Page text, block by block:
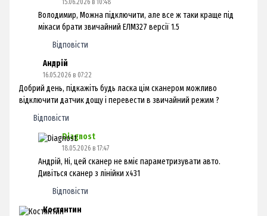
Володимир, Можна підключити, але все ж таки краще під
мікаси брати звичайний ЕЛМ327 версії 1.5
Відповісти
Андрій
16.05.2026 в 07:22
Добрий день, підкажіть будь ласка цім сканером можливо
відключити датчик дощу і перевести в звичайний режим ?
Відповісти
Diagnost
18.05.2026 в 17:47
Андрій, Ні, цей сканер не вміє параметризувати авто.
Дивіться сканер з лінійки х431
Відповісти
Костянтин